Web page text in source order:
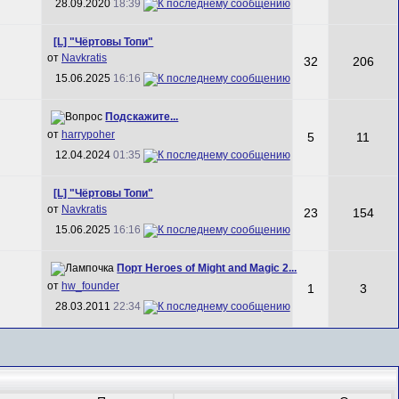
28.09.2020 18:39
[L] "Чёртовы Топи"
от Navkratis
15.06.2025 16:16
32 206
Подскажите...
от harrypoher
12.04.2024 01:35
5 11
[L] "Чёртовы Топи"
от Navkratis
15.06.2025 16:16
23 154
Порт Heroes of Might and Magic 2...
от hw_founder
28.03.2011 22:34
1 3